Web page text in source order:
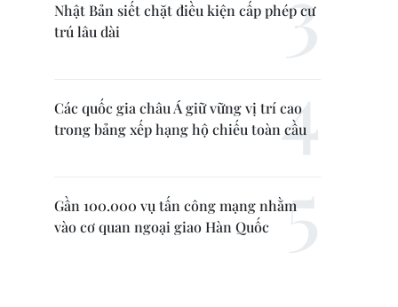
Nhật Bản siết chặt điều kiện cấp phép cư
trú lâu dài
Các quốc gia châu Á giữ vững vị trí cao
trong bảng xếp hạng hộ chiếu toàn cầu
Gần 100.000 vụ tấn công mạng nhằm
vào cơ quan ngoại giao Hàn Quốc